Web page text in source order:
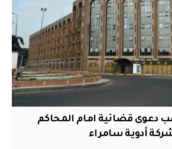
دعوى قضائية امام المحاكم
أدوية سامراء